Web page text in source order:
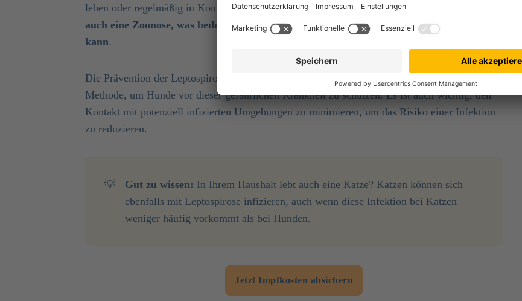
leben oder regelmäßig in Kontakt mit kontaminiertem Wasser kommen.Die Leptospirose ist
auch eine Zoonose, was bedeutet, dass sie von Tieren auf Menschen übertragen werden
kann.
Die Prävention der Leptospirose ist entscheidend, und die Impfung ist eine wirkungsvolle
Methode, um Hunde vor dieser gefährlichen Krankheit zu schützen. Es ist auch wichtig, den
Kontakt mit potenziell infizierten Umgebungen zu minimieren, um das Risiko einer Infektion
zu reduzieren.
💡 Gut zu wissen: In Ihrem Haushalt lebt auch eine Katze? Katzen können sich
ebenfalls mit Leptospirose infizieren, auch wenn diese Infektion bei Katzen
weniger häufig vorkommt als bei Hunden.
Jetzt Impfkosten absichern